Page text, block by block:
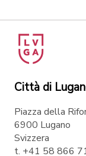
Città di
Piazza della
6900 Lugano
Svizzera
t. +41 58 866